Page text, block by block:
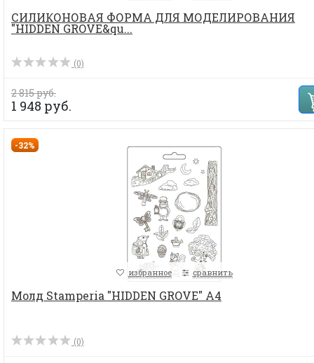
СИЛИКОНОВАЯ ФОРМА ДЛЯ МОДЕЛИРОВАНИЯ
"HIDDEN GROVE&qu...
(0)
2 815 руб.
1 948 руб.
-32%
избранное сравнить
Молд Stamperia "HIDDEN GROVE" А4
(0)